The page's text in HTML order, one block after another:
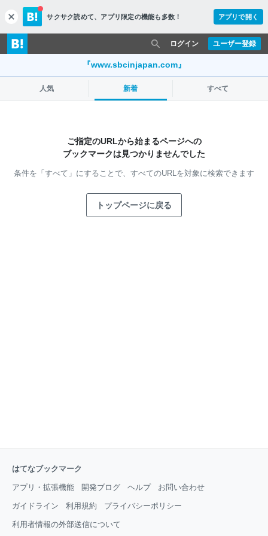
c
l
o
s
サクサク読めて、 アプリ限定の機能も多数！ アプリで開く
ユーザー登録
ログイン
『www.sbcinjapan.com』
人気 新着 すべて
ご指定のURLから始まるページへの
ブックマークは見つかりませんでした
条件を「すべて」にすることで、 すべてのURLを対象に検索できます
トップページに戻る
はてなブックマーク
アプリ・拡張機能 開発ブログ ヘルプ お問い合わせ
ガイドライン 利用規約 プライバシーポリシー
利用者情報の外部送信について